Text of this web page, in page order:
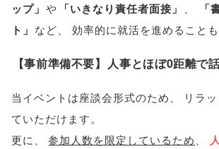
ップ」 や 「いきなり責任者面接 」 、 「
ト 」 など、 効率的に就活を進めることも
【事前準備不要】 人事とほぼ0距離で
当イベントは座談会形式のため
リラ
ていただけます。
更に
参加人数を限定しているため